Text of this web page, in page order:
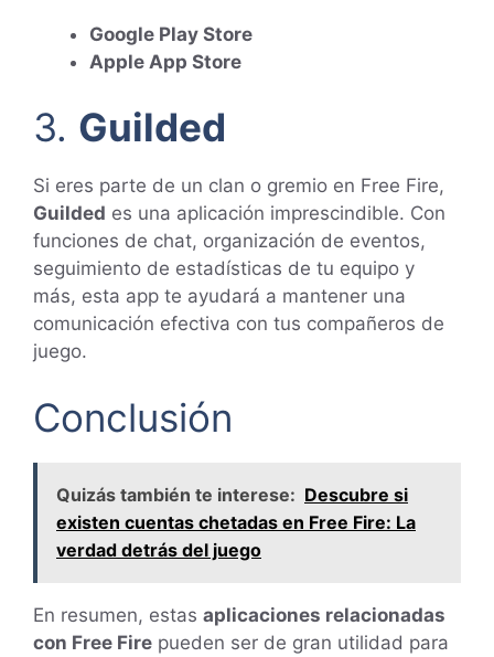
Google Play Store
Apple App Store
3. Guilded
Si eres parte de un clan o gremio en Free Fire,
Guilded es una aplicación imprescindible. Con
funciones de chat, organización de eventos,
seguimiento de estadísticas de tu equipo y
más, esta app te ayudará a mantener una
comunicación efectiva con tus compañeros de
juego.
Conclusión
Quizás también te interese: Descubre si
existen cuentas chetadas en Free Fire: La
verdad detrás del juego
En resumen, estas aplicaciones relacionadas
con Free Fire pueden ser de gran utilidad para